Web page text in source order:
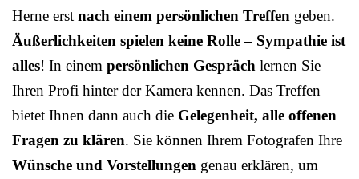
Herne erst nach einem persönlichen Treffen geben.
Äußerlichkeiten spielen keine Rolle – Sympathie ist
alles! In einem persönlichen Gespräch lernen Sie
Ihren Profi hinter der Kamera kennen. Das Treffen
bietet Ihnen dann auch die Gelegenheit, alle offenen
Fragen zu klären. Sie können Ihrem Fotografen Ihre
Wünsche und Vorstellungen genau erklären, um